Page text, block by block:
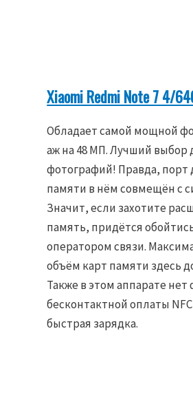
Xiaomi Redmi Note 7 4/
Обладает самой мощной
аж на 48 МП. Лучший выбор
фотографий! Правда, порт
памяти в нём совмещён с
Значит, если захотите
память, придётся
оператором связи.
объём карт памяти здесь
Также в этом аппарате
бесконтактной оплаты
быстрая зарядка.